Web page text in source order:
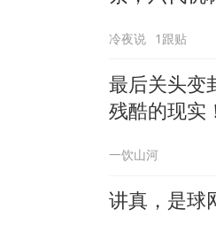
冷夜说 1跟贴
最后关头变
残酷的现实！
一饮山河
讲真，是球